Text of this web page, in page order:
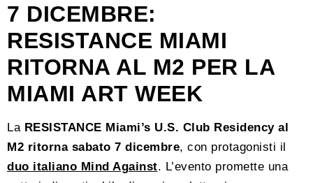
7 DICEMBRE:
RESISTANCE MIAMI
RITORNA AL M2 PER LA
MIAMI ART WEEK
La RESISTANCE Miami’s U.S. Club Residency al
M2 ritorna sabato 7 dicembre, con protagonisti il
duo italiano Mind Against. L’evento promette una